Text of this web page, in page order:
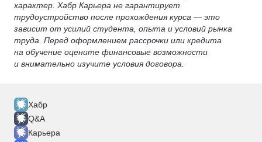
характер. Хабр Карьера не гарантирует
трудоустройство после прохождения курса — это
зависит от усилий студента, опыта и условий рынка
труда. Перед оформлением рассрочки или кредита
на обучение оцените финансовые возможности
и внимательно изучите условия договора.
Хабр
Q&A
Карьера